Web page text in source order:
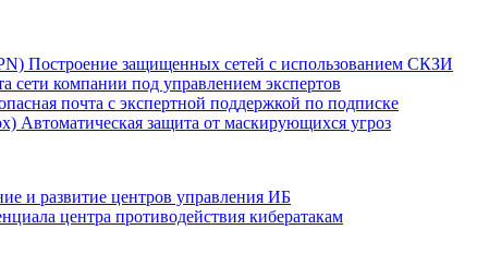
Построение защищенных сетей с использованием СКЗИ
сети компании под управлением экспертов
почта с экспертной поддержкой по подписке
Автоматическая защита от маскирующихся угроз
и развитие центров управления ИБ
центра противодействия кибератакам